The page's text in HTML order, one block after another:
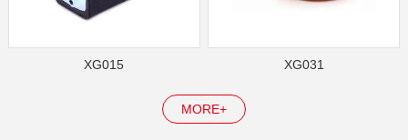
XG015 XG031
MORE+